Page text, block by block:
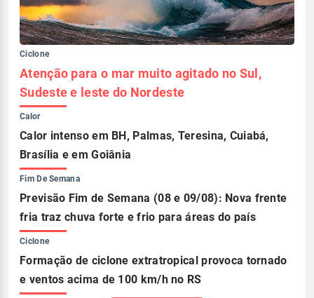
Ciclone
Atenção para o mar muito agitado no Sul,
Sudeste e leste do Nordeste
Calor
Calor intenso em BH, Palmas, Teresina, Cuiabá,
Brasília e em Goiânia
Fim De Semana
Previsão Fim de Semana (08 e 09/08): Nova frente
fria traz chuva forte e frio para áreas do país
Ciclone
Formação de ciclone extratropical provoca tornado
e ventos acima de 100 km/h no RS